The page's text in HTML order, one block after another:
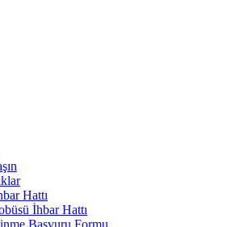
Hattı
İhbar Hattı
Başvuru Formu